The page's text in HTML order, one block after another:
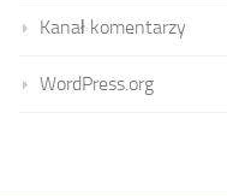
Kanał komentarzy
WordPress.org